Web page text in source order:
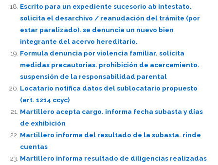
Escrito para un expediente sucesorio ab intestato.
solicita el desarchivo / reanudación del trámite (por
estar paralizado). se denuncia un nuevo bien
integrante del acervo hereditario.
Formula denuncia por violencia familiar. solicita
medidas precautorias. prohibición de acercamiento.
suspensión de la responsabilidad parental
Locatario notifica datos del sublocatario propuesto
(art. 1214 ccyc)
Martillero acepta cargo. informa fecha subasta y días
de exhibición
Martillero informa del resultado de la subasta. rinde
cuentas
Martillero informa resultado de diligencias realizadas